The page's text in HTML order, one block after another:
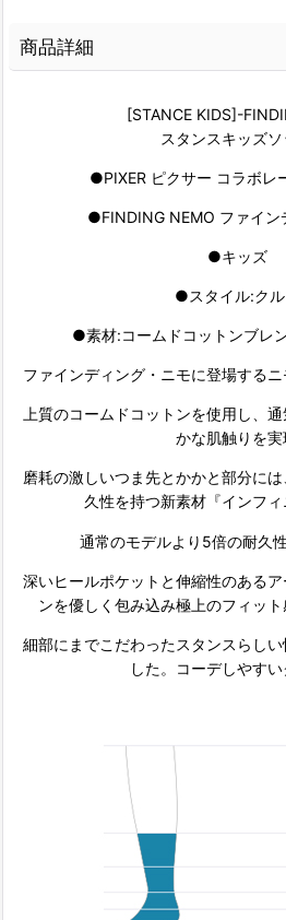
商品詳細
[STANCE KIDS]-
スタンスキッズソ
●PIXER ピクサー コラボレ
●FINDING NEMO ファイ
●キッズ
●スタイル:ク
●素材:コームドコットンブレ
ファインディング・ニモに登場するニ
上質のコームドコットンを使用し、
かな肌触りを実
磨耗の激しいつま先とかかと部分に
久性を持つ新素材『インフィ
通常のモデルより5倍の耐久
深いヒールポケットと伸縮性のある
ンを優しく包み込み極上のフィット
細部にまでこだわったスタンスらし
した。コーデしやすい